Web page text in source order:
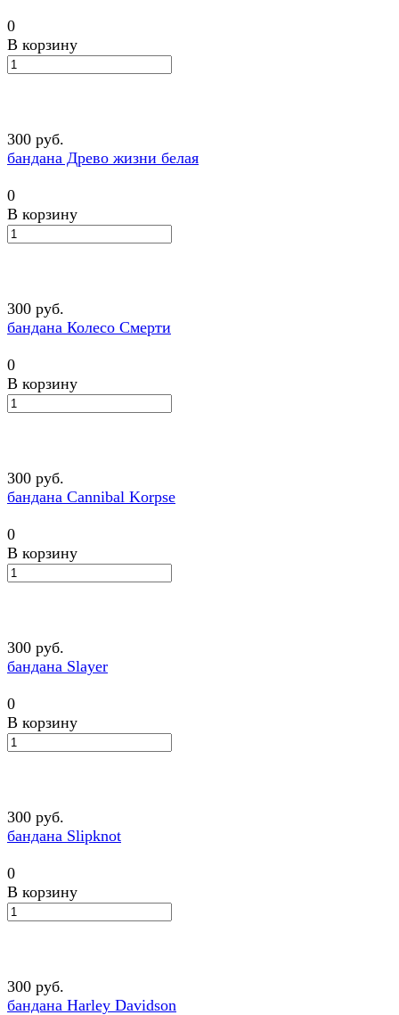
0
В корзину
300 руб.
бандана Древо жизни белая
0
В корзину
300 руб.
бандана Колесо Смерти
0
В корзину
300 руб.
бандана Cannibal Korpse
0
В корзину
300 руб.
бандана Slayer
0
В корзину
300 руб.
бандана Slipknot
0
В корзину
300 руб.
бандана Harley Davidson